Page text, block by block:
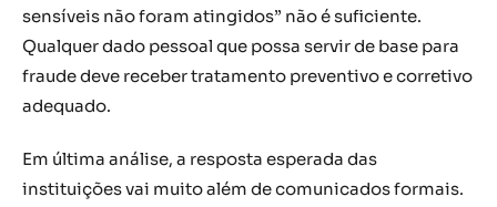
sensíveis não foram atingidos” não é suficiente.
Qualquer dado pessoal que possa servir de base para
fraude deve receber tratamento preventivo e corretivo
adequado.
Em última análise, a resposta esperada das
instituições vai muito além de comunicados formais.